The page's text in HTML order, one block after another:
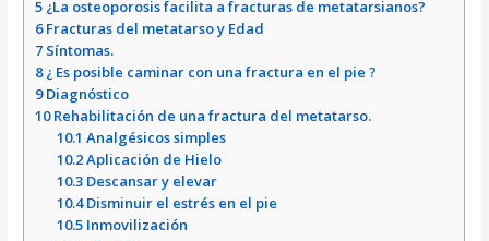
5 ¿La osteoporosis facilita a fracturas de metatarsianos?
6Fracturas del metatarso y Edad
7 Síntomas.
8¿ Es posible caminar con una fractura en el pie ?
9Diagnóstico
10Rehabilitación de una fractura del metatarso.
10.1 Analgésicos simples
10.2Aplicación de Hielo
10.3Descansar y elevar
10.4Disminuir el estrés en el pie
10.5Inmovilización